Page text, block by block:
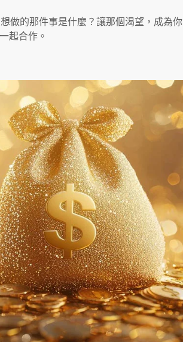
做的那件事是什麼？讓那個渴望，成為你
起合作。